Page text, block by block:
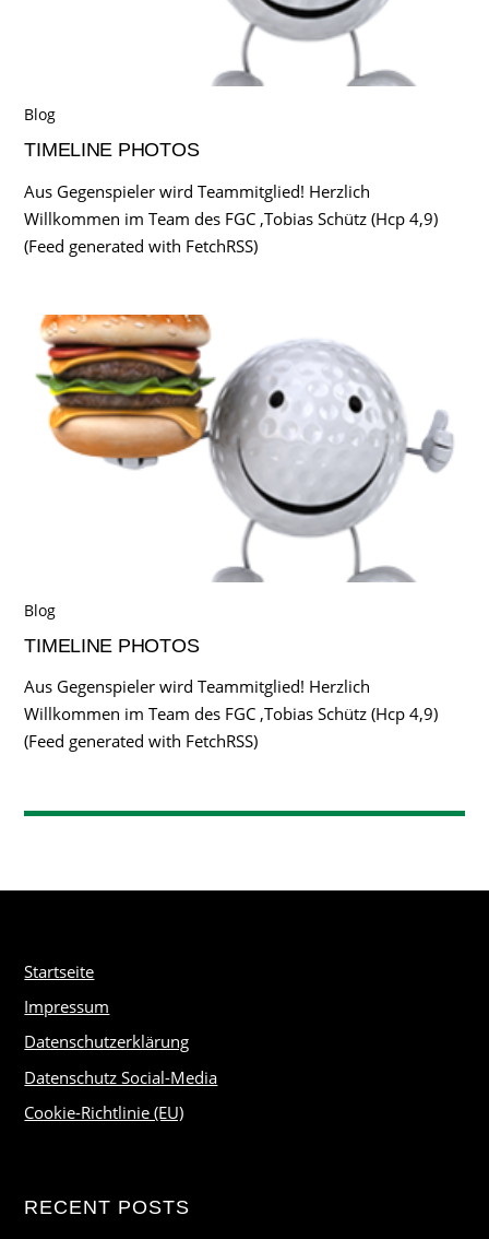
Blog
TIMELINE PHOTOS
Aus Gegenspieler wird Teammitglied! Herzlich
Willkommen im Team des FGC ,Tobias Schütz (Hcp 4,9)
(Feed generated with FetchRSS)
Blog
TIMELINE PHOTOS
Aus Gegenspieler wird Teammitglied! Herzlich
Willkommen im Team des FGC ,Tobias Schütz (Hcp 4,9)
(Feed generated with FetchRSS)
Startseite
Impressum
Datenschutzerklärung
Datenschutz Social-Media
Cookie-Richtlinie (EU)
RECENT POSTS